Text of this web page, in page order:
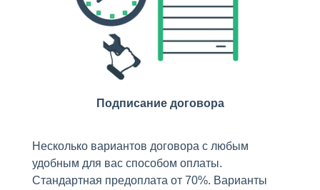
Подписание договора
Несколько вариантов договора с любым
удобным для вас способом оплаты.
Стандартная предоплата от 70%. Варианты